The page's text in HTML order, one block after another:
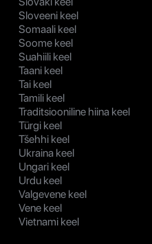
Sloveeni keel
Somaali keel
Soome keel
Suahiili keel
Taani keel
Tai keel
Tamili keel
Traditsiooniline hiina keel
Türgi keel
Tšehhi keel
Ukraina keel
Ungari keel
Urdu keel
Valgevene keel
Vene keel
Vietnami keel